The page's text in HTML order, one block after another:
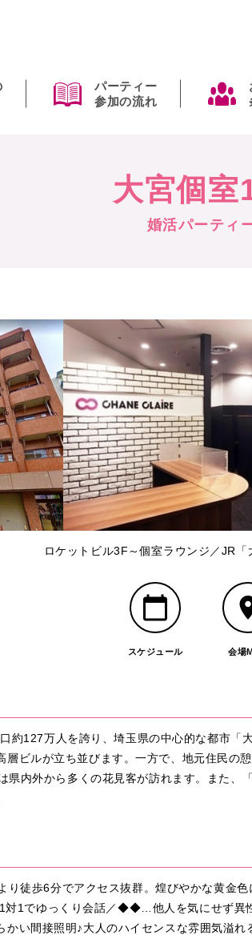
パーティー
参加の流れ
大宮個室
婚活パーティ
ロケットビル3F～個室ラウンジ／JR
スケジュール 会場
約127万人を誇り、埼玉県の中心的な都市
ビルが立ち並びます。一方で、地元住民の
県内外から多くの花見客が訪れます。また
り徒歩6分でアクセス抜群。煌びやかな黄金
ゆっくり会話／◆◆…他人を気にせず異
かい間接照明♪大人のハイセンスな雰囲気溢